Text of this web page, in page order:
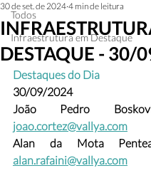
Todos
Infraestrutura em Destaque
DESTAQUE - 30/
30 de set. de 2024 4 min de leitura
Destaques do Dia
30/09/2024
João Pedro
joao.cortez@vallya.com
alan.rafaini@vallya.com